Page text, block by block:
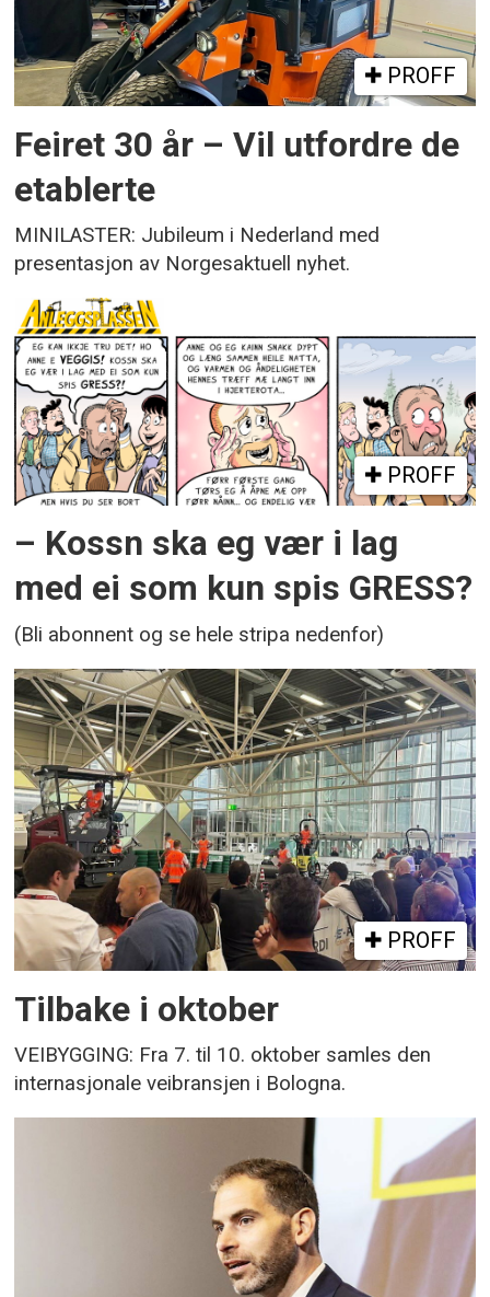
PROFF
Feiret 30 år – Vil utfordre de
etablerte
MINILASTER: Jubileum i Nederland med
presentasjon av Norgesaktuell nyhet.
PROFF
– Kossn ska eg vær i lag
med ei som kun spis GRESS?
(Bli abonnent og se hele stripa nedenfor)
PROFF
Tilbake i oktober
VEIBYGGING: Fra 7. til 10. oktober samles den
internasjonale veibransjen i Bologna.